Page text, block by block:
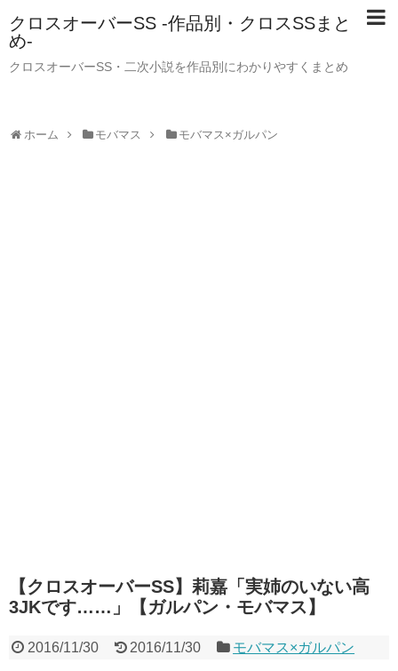
クロスオーバーSS -作品別・クロスSSまと
め-
クロスオーバーSS・二次小説を作品別にわかりやすくまとめ
ホーム モバマス モバマス×ガルパン
【クロスオーバーSS】莉嘉「実姉のいない高
3JKです……」【ガルパン・モバマス】
2016/11/30 2016/11/30 モバマス×ガルパン